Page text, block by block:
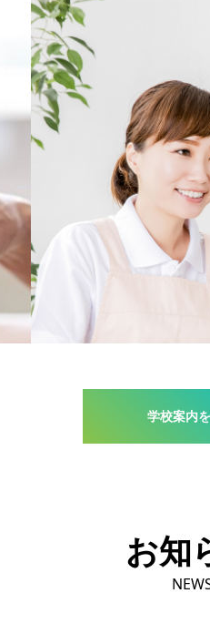
学校案内
お知